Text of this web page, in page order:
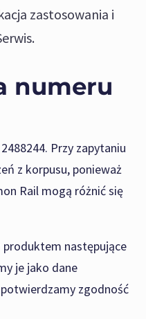
zastosowania i
numeru
Przy zapytaniu
z korpusu, ponieważ
Rail mogą różnić się
produktem następujące
je jako dane
zgodność